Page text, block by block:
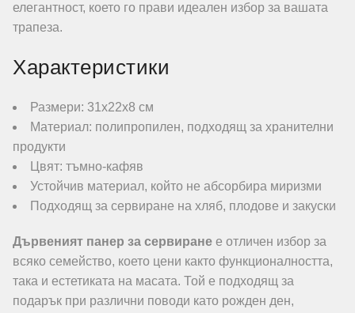
елегантност, което го прави идеален избор за вашата
трапеза.
Характеристики
Размери: 31х22х8 см
Материал: полипропилен, подходящ за хранителни
продукти
Цвят: тъмно-кафяв
Устойчив материал, който не абсорбира миризми
Подходящ за сервиране на хляб, плодове и закуски
Дървеният панер за сервиране е отличен избор за
всяко семейство, което цени както функционалността,
така и естетиката на масата. Той е подходящ за
подарък при различни поводи като рожден ден,